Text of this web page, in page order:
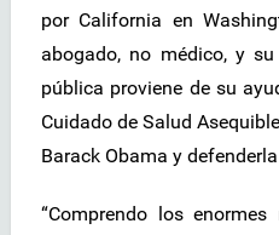
por California en
abogado, no médico, y
pública proviene de su
Cuidado de Salud
Barack Obama y
“Comprendo los